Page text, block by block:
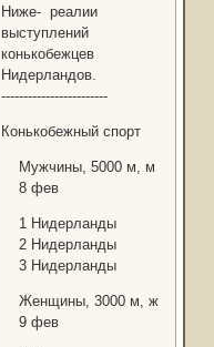
Ниже- реалии
выступлений
конькобежцев
Нидерландов.
------------------------
Конькобежный спорт
Мужчины, 5000 м, м
8 фев
1 Нидерланды
2 Нидерланды
3 Нидерланды
Женщины, 3000 м, ж
9 фев